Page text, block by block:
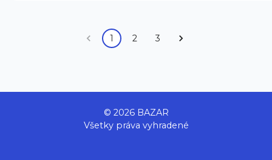
1 2 3
© 2026 BAZAR
Všetky práva vyhradené